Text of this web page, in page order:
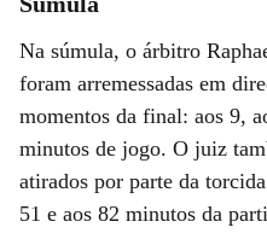
Na súmula, o árbitro
foram arremessadas em
momentos da final: aos 9,
minutos de jogo. O juiz
atirados por parte da
51 e aos 82 minutos da